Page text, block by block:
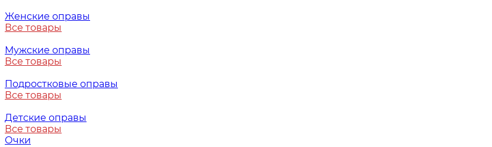
Женские оправы
Все товары
Мужские оправы
Все товары
Подростковые оправы
Все товары
Детские оправы
Все товары
Очки